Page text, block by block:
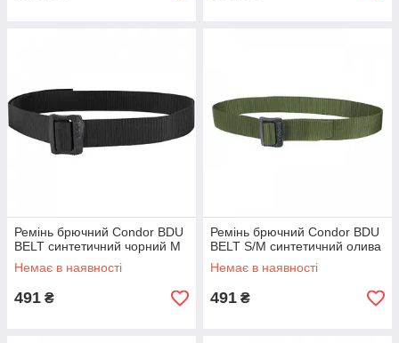
Ремінь брючний Condor BDU
BELT синтетичний чорний M
Немає в наявності
491 ₴
Ремінь брючний Condor BDU
BELT S/M синтетичний олива
Немає в наявності
491 ₴